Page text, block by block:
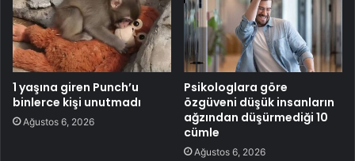
1 yaşına giren Punch’u
binlerce kişi unutmadı
Ağustos 6, 2026
Psikologlara göre
özgüveni düşük insanların
ağzından düşürmediği 10
cümle
Ağustos 6, 2026